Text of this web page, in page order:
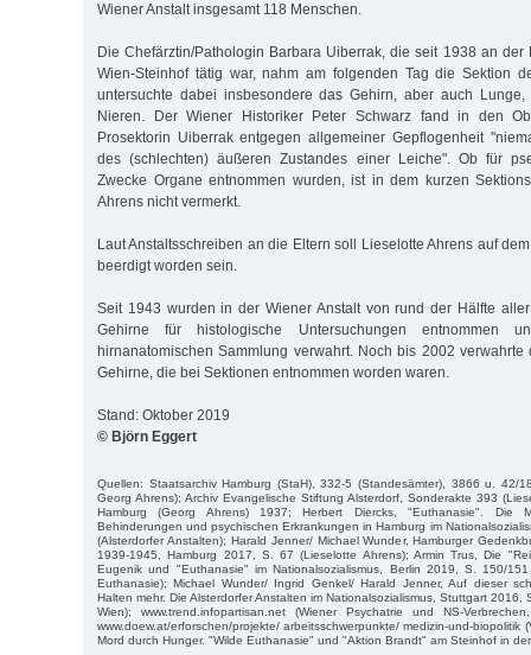
Wiener Anstalt insgesamt 118 Menschen.
Die Chefärztin/Pathologin Barbara Uiberrak, die seit 1938 an der
Wien-Steinhof tätig war, nahm am folgenden Tag die Sektion
untersuchte dabei insbesondere das Gehirn, aber auch
Nieren. Der Wiener Historiker Peter Schwarz fand in den
Prosektorin Uiberrak entgegen allgemeiner Gepflogenheit
des (schlechten) äußeren Zustandes einer Leiche". Ob für
Zwecke Organe entnommen wurden, ist in dem kurzen
Ahrens nicht vermerkt.
Laut Anstaltsschreiben an die Eltern soll Lieselotte Ahrens auf
beerdigt worden sein.
Seit 1943 wurden in der Wiener Anstalt von rund der Hälfte
Gehirne für histologische Untersuchungen
hirnanatomischen Sammlung verwahrt. Noch bis 2002 verwahrte
Gehirne, die bei Sektionen entnommen worden waren.
Stand: Oktober 2019
© Björn Eggert
Quellen: Staatsarchiv Hamburg (StaH), 332-5 (Standesämter), 3866 u. 42/
Georg Ahrens); Archiv Evangelische Stiftung Alsterdorf, Sonderakte 393
Hamburg (Georg Ahrens) 1937; Herbert Diercks, "Euthanasie". Die
Behinderungen und psychischen Erkrankungen in Hamburg im
(Alsterdorfer Anstalten); Harald Jenner/ Michael Wunder, Hamburger
1939-1945, Hamburg 2017, S. 67 (Lieselotte Ahrens); Armin Trus, Die
Eugenik und "Euthanasie" im Nationalsozialismus, Berlin 2019, S. 150/
Euthanasie); Michael Wunder/ Ingrid Genkel/ Harald Jenner, Auf dieser
Halten mehr. Die Alsterdorfer Anstalten im Nationalsozialismus, Stuttgart 2016,
Wien); www.trend.infopartisan.net (Wiener Psychatrie und NS-
www.doew.at/erforschen/projekte/ arbeitsschwerpunkte/ medizin-und-biopolitik
Mord durch Hunger. "Wilde Euthanasie" und "Aktion Brandt" am Steinhof in